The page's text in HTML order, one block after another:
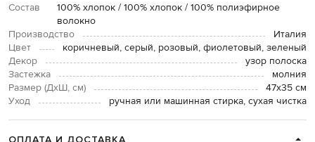
Состав
100% хлопок / 100% хлопок / 100% полиэфирное
волокно
Производство
Италия
Цвет
коричневый, серый, розовый, фиолетовый, зеленый
Декор
узор полоска
Застежка
молния
Размер (ДхШ, см)
47х35 см
Уход
ручная или машинная стирка, сухая чистка
ОПЛАТА И ДОСТАВКА